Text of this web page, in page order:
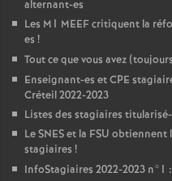
alternant-es
Les M1 MEEFcritiquent la
es !
Tout ce que vous avez
Enseignant-es etCPE
Créteil 2022-2023
Listes des stagiaires
LeSNESet la FSU obtiennent
stagiaires !
InfoStagiaires 2022-2023 n°1